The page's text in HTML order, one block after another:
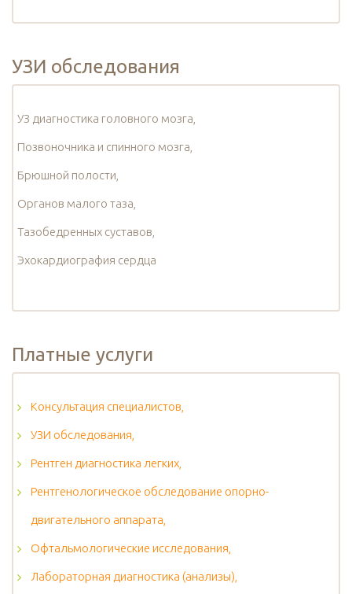
УЗИ обследования
УЗ диагностика головного мозга,
Позвоночника и спинного мозга,
Брюшной полости,
Органов малого таза,
Тазобедренных суставов,
Эхокардиография сердца
Платные услуги
Консультация специалистов,
УЗИ обследования,
Рентген диагностика легких,
Рентгенологическое обследование опорно-
двигательного аппарата,
Офтальмологические исследования,
Лабораторная диагностика (анализы),